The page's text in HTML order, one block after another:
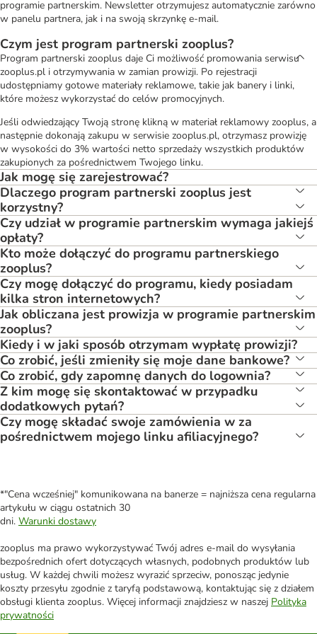
programie partnerskim. Newsletter otrzymujesz automatycznie zarówno
w panelu partnera, jak i na swoją skrzynkę e-mail.
Czym jest program partnerski zooplus?
Program partnerski zooplus daje Ci możliwość promowania serwisu
zooplus.pl i otrzymywania w zamian prowizji. Po rejestracji
udostępniamy gotowe materiały reklamowe, takie jak banery i linki,
które możesz wykorzystać do celów promocyjnych.
Jeśli odwiedzający Twoją stronę klikną w materiał reklamowy zooplus, a
następnie dokonają zakupu w serwisie zooplus.pl, otrzymasz prowizję
w wysokości do 3% wartości netto sprzedaży wszystkich produktów
zakupionych za pośrednictwem Twojego linku.
Jak mogę się zarejestrować?
Dlaczego program partnerski zooplus jest
korzystny?
Czy udział w programie partnerskim wymaga jakiejś
opłaty?
Kto może dołączyć do programu partnerskiego
zooplus?
Czy mogę dołączyć do programu, kiedy posiadam
kilka stron internetowych?
Jak obliczana jest prowizja w programie partnerskim
zooplus?
Kiedy i w jaki sposób otrzymam wypłatę prowizji?
Co zrobić, jeśli zmieniły się moje dane bankowe?
Co zrobić, gdy zapomnę danych do logownia?
Z kim mogę się skontaktować w przypadku
dodatkowych pytań?
Czy mogę składać swoje zamówienia w za
pośrednictwem mojego linku afiliacyjnego?
*"Cena wcześniej" komunikowana na banerze = najniższa cena regularna
artykułu w ciągu ostatnich 30
dni. Warunki dostawy
zooplus ma prawo wykorzystywać Twój adres e-mail do wysyłania
bezpośrednich ofert dotyczących własnych, podobnych produktów lub
usług. W każdej chwili możesz wyrazić sprzeciw, ponosząc jedynie
koszty przesyłu zgodnie z taryfą podstawową, kontaktując się z działem
obsługi klienta zooplus. Więcej informacji znajdziesz w naszej Polityka
prywatności